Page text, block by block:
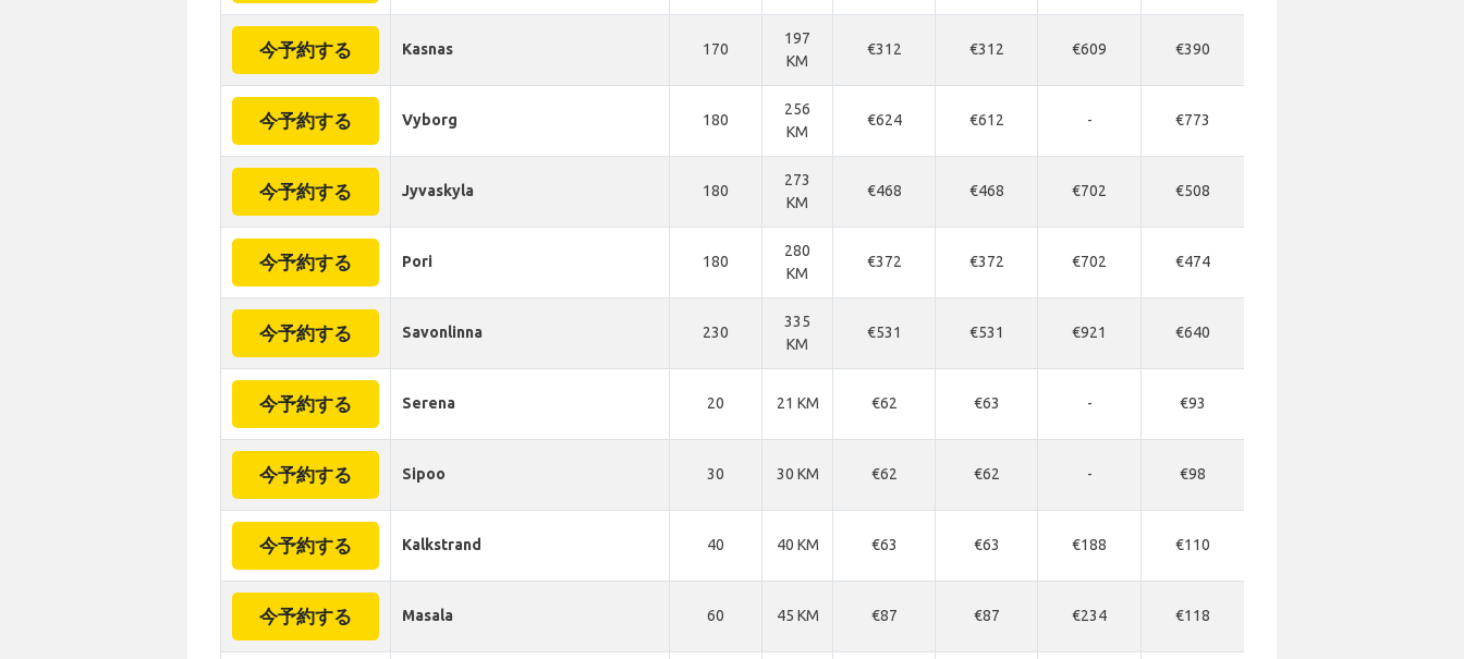
今予約する Kasnas 170
197
KM
€312 €312 €609 €390
今予約する Vyborg 180
256
KM
€624 €612 - €773
今予約する Jyvaskyla 180
273
KM
€468 €468 €702 €508
今予約する Pori 180
280
KM
€372 €372 €702 €474
今予約する Savonlinna 230
335
KM
€531 €531 €921 €640
今予約する Serena 20 21 KM €62 €63 - €93
今予約する Sipoo 30 30 KM €62 €62 - €98
今予約する Kalkstrand 40 40 KM €63 €63 €188 €110
今予約する Masala 60 45 KM €87 €87 €234 €118